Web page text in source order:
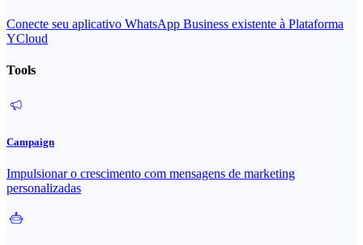
Conecte seu aplicativo WhatsApp Business existente à Plataforma
YCloud
Tools
Campaign
Impulsionar o crescimento com mensagens de marketing
personalizadas